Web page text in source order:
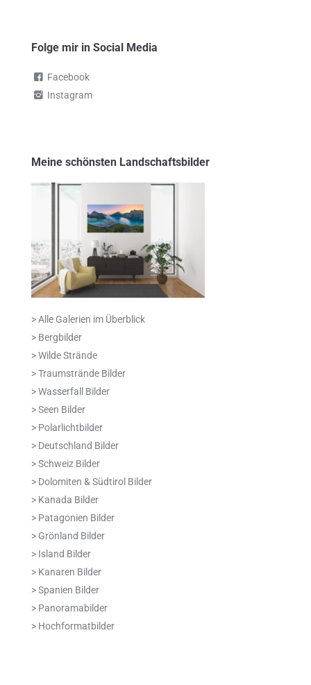
Folge mir in Social Media
Facebook
Instagram
Meine schönsten Landschaftsbilder
> Alle Galerien im Überblick
> Bergbilder
> Wilde Strände
> Traumstrände Bilder
> Wasserfall Bilder
> Seen Bilder
> Polarlichtbilder
> Deutschland Bilder
> Schweiz Bilder
> Dolomiten & Südtirol Bilder
> Kanada Bilder
> Patagonien Bilder
> Grönland Bilder
> Island Bilder
> Kanaren Bilder
> Spanien Bilder
> Panoramabilder
> Hochformatbilder